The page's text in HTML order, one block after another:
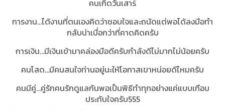
คนเกิดวันเสาร์
การงาน...ได้งานที่ตนเองคิดว่าชอบใจและถนัดแต่พอได้ลงมือทำ
กลับน่าเบื่อกว่าที่คาดคิดครับ
การเงิน...มีเงินเข้ามาคล่องมือดีครับกำลังดีไม่มากไม่น้อยครับ
คนโสด...มีคนสนใจท่านอยู่นะให้โอกาสเขาหน่อยดีไหมครับ
คนมีคู่...คู่รักคนรักดูแลกันพอเป็นพิธีทำทุกอย่างแค่แบบเกือบ
ประทับใจครับ555